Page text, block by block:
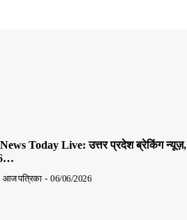
Today Live: उत्तर प्रदेश ब्रेकिंग न्यूज़,
आज पत्रिका - 06/06/2026